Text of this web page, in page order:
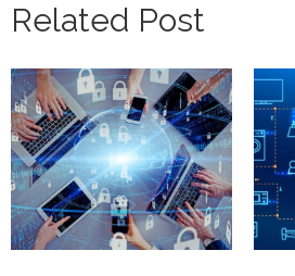
Related Post